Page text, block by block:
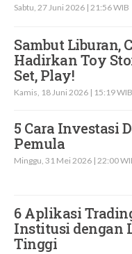
Sabtu, 27 Juni 2026 | 21:56 WIB
Sambut Liburan,
Hadirkan Toy
Set, Play!
Kamis, 18 Juni 2026 | 15:19 WIB
5 Cara Investasi
Pemula
Minggu, 31 Mei 2026 | 22:00
6 Aplikasi
Institusi dengan
Tinggi